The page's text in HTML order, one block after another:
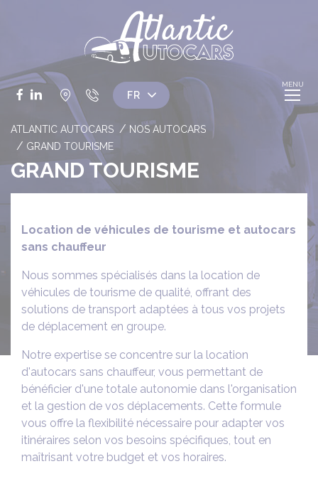
Facebook
LinkedIn
ATLANTIC AUTOCARS
NOS AUTOCARS
GRAND TOURISME
GRAND TOURISME
Location de véhicules de tourisme et autocars
sans chauffeur
Nous sommes spécialisés dans la location de
véhicules de tourisme de qualité, offrant des
solutions de transport adaptées à tous vos projets
de déplacement en groupe.
Notre expertise se concentre sur la location
d'autocars sans chauffeur, vous permettant de
bénéficier d'une totale autonomie dans l'organisation
et la gestion de vos déplacements. Cette formule
vous offre la flexibilité nécessaire pour adapter vos
itinéraires selon vos besoins spécifiques, tout en
maîtrisant votre budget et vos horaires.
Panneau de gestion des cookies